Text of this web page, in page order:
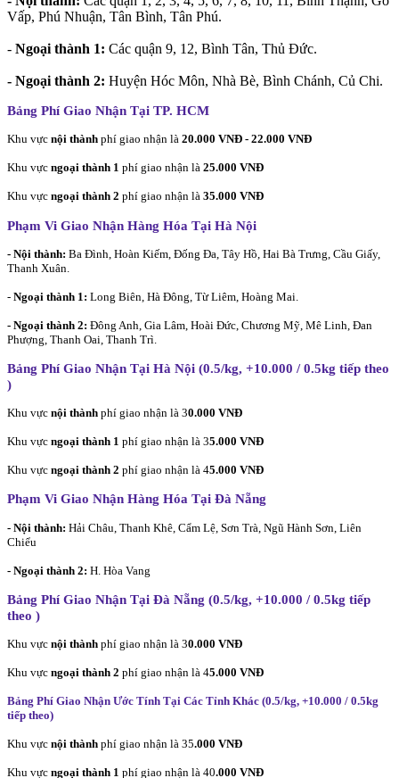
Vấp, Phú Nhuận, Tân Bình, Tân Phú.
- Ngoại thành 1: Các quận 9, 12, Bình Tân, Thủ Đức.
- Ngoại thành 2: Huyện Hóc Môn, Nhà Bè, Bình Chánh, Củ Chi.
Bảng Phí Giao Nhận Tại TP. HCM
Khu vực nội thành phí giao nhận là 20.000 VNĐ - 22.000 VNĐ
Khu vực ngoại thành 1 phí giao nhận là 25.000 VNĐ
Khu vực ngoại thành 2 phí giao nhận là 35.000 VNĐ
Phạm Vi Giao Nhận Hàng Hóa Tại Hà Nội
- Nội thành: Ba Đình, Hoàn Kiếm, Đống Đa, Tây Hồ, Hai Bà Trưng, Cầu Giấy,
Thanh Xuân.
- Ngoại thành 1: Long Biên, Hà Đông, Từ Liêm, Hoàng Mai.
- Ngoại thành 2: Đông Anh, Gia Lâm, Hoài Đức, Chương Mỹ, Mê Linh, Đan
Phượng, Thanh Oai, Thanh Trì.
Bảng Phí Giao Nhận Tại Hà Nội (0.5/kg, +10.000 / 0.5kg tiếp theo
)
Khu vực nội thành phí giao nhận là 30.000 VNĐ
Khu vực ngoại thành 1 phí giao nhận là 35.000 VNĐ
Khu vực ngoại thành 2 phí giao nhận là 45.000 VNĐ
Phạm Vi Giao Nhận Hàng Hóa Tại Đà Nẵng
- Nội thành: Hải Châu, Thanh Khê, Cẩm Lệ, Sơn Trà, Ngũ Hành Sơn, Liên
Chiểu
- Ngoại thành 2: H. Hòa Vang
Bảng Phí Giao Nhận Tại Đà Nẵng (0.5/kg, +10.000 / 0.5kg tiếp
theo )
Khu vực nội thành phí giao nhận là 30.000 VNĐ
Khu vực ngoại thành 2 phí giao nhận là 45.000 VNĐ
Bảng Phí Giao Nhận Ước Tính Tại Các Tỉnh Khác (0.5/kg, +10.000 / 0.5kg
tiếp theo)
Khu vực nội thành phí giao nhận là 35.000 VNĐ
Khu vực ngoại thành 1 phí giao nhận là 40.000 VNĐ